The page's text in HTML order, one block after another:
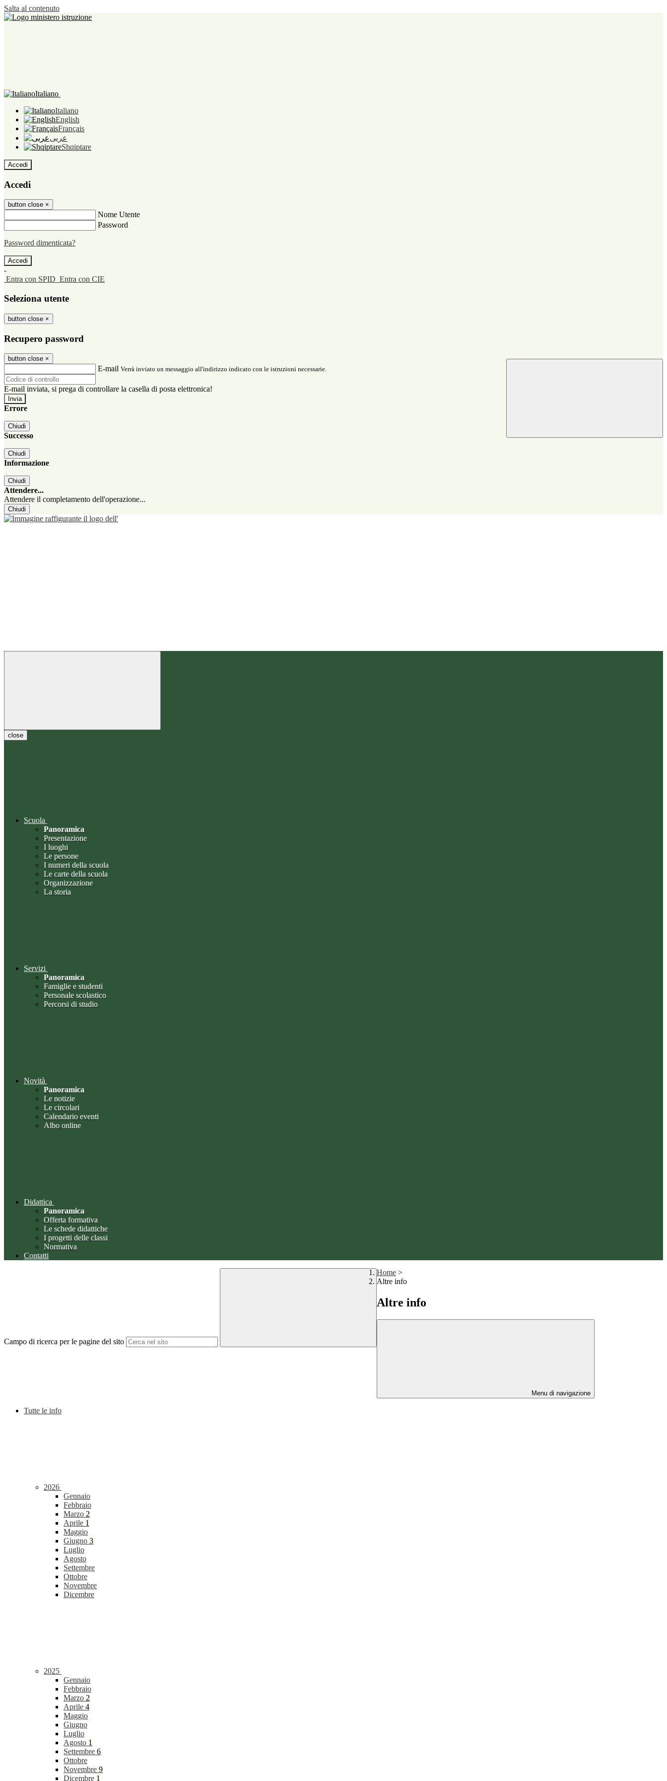
Salta al contenuto
Italiano
Italiano
English
Français
عربى
Shqiptare
Accedi
Accedi
button close ×
Nome Utente
Password
Password dimenticata?
-
Entra con SPID Entra con CIE
Seleziona utente
button close ×
Recupero password
button close ×
E-mail Verrà inviato un messaggio all'indirizzo indicato con le istruzioni necessarie.
E-mail inviata, si prega di controllare la casella di posta elettronica!
Errore
Chiudi
Successo
Chiudi
Informazione
Chiudi
Attendere...
Attendere il completamento dell'operazione...
Chiudi
close
Scuola
Panoramica
Presentazione
I luoghi
Le persone
I numeri della scuola
Le carte della scuola
Organizzazione
La storia
Servizi
Panoramica
Famiglie e studenti
Personale scolastico
Percorsi di studio
Novità
Panoramica
Le notizie
Le circolari
Calendario eventi
Albo online
Didattica
Panoramica
Offerta formativa
Le schede didattiche
I progetti delle classi
Normativa
Contatti
Campo di ricerca per le pagine del sito
Home >
Altre info
Altre info
Menu di navigazione
Tutte le info
2026
Gennaio
Febbraio
Marzo 2
Aprile 1
Maggio
Giugno 3
Luglio
Agosto
Settembre
Ottobre
Novembre
Dicembre
2025
Gennaio
Febbraio
Marzo 2
Aprile 4
Maggio
Giugno
Luglio
Agosto 1
Settembre 6
Ottobre
Novembre 9
Dicembre 1